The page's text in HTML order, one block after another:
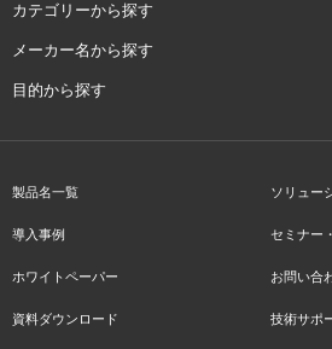
カテゴリーから探す
メーカー名から探す
目的から探す
製品名一覧 ソリュー
導入事例 セミナー
ホワイトペーパー お問い合
資料ダウンロード 技術サポ